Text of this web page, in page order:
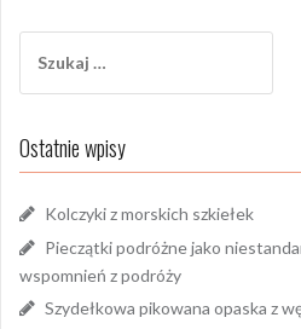
Ostatnie wpisy
Kolczyki z morskich szkiełek
Pieczątki podróżne jako
wspomnień z podróży
Szydełkowa pikowana opaska z